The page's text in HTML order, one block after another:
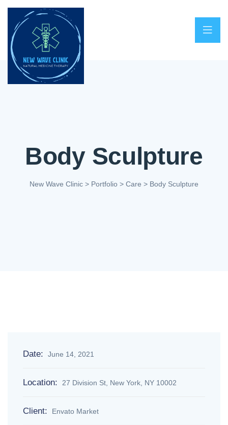
Body Sculpture
New Wave Clinic > Portfolio > Care > Body Sculpture
Date: June 14, 2021
Location: 27 Division St, New York, NY 10002
Client: Envato Market